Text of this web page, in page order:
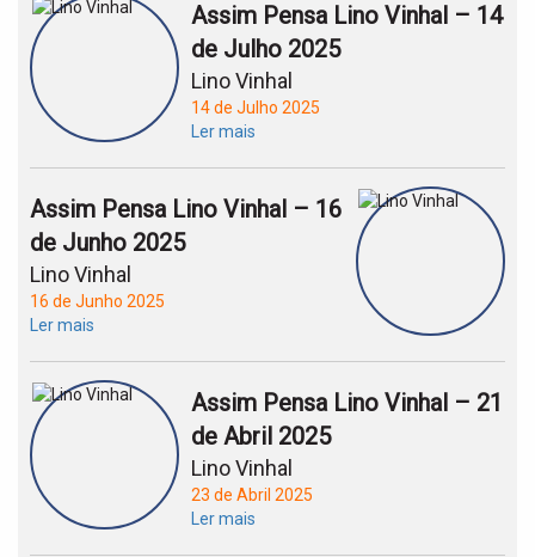
Assim Pensa Lino Vinhal – 14
de Julho 2025
Lino Vinhal
14 de Julho 2025
Ler mais
Assim Pensa Lino Vinhal – 16
de Junho 2025
Lino Vinhal
16 de Junho 2025
Ler mais
Assim Pensa Lino Vinhal – 21
de Abril 2025
Lino Vinhal
23 de Abril 2025
Ler mais